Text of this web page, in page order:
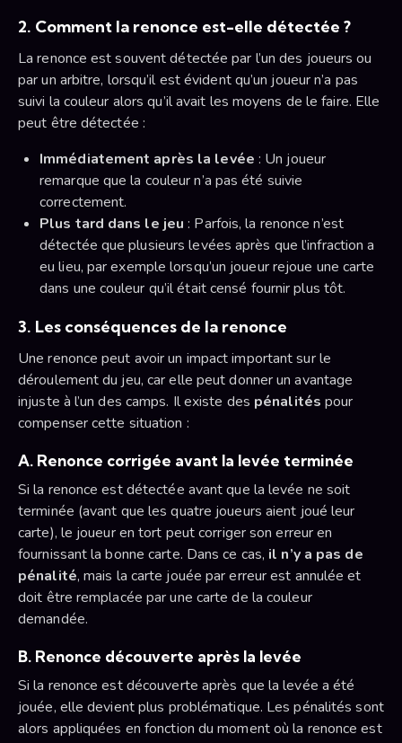
2. Comment la renonce est-elle détectée ?
La renonce est souvent détectée par l’un des joueurs ou
par un arbitre, lorsqu’il est évident qu’un joueur n’a pas
suivi la couleur alors qu’il avait les moyens de le faire. Elle
peut être détectée :
Immédiatement après la levée : Un joueur
remarque que la couleur n’a pas été suivie
correctement.
Plus tard dans le jeu : Parfois, la renonce n’est
détectée que plusieurs levées après que l’infraction a
eu lieu, par exemple lorsqu’un joueur rejoue une carte
dans une couleur qu’il était censé fournir plus tôt.
3. Les conséquences de la renonce
Une renonce peut avoir un impact important sur le
déroulement du jeu, car elle peut donner un avantage
injuste à l’un des camps. Il existe des pénalités pour
compenser cette situation :
A. Renonce corrigée avant la levée terminée
Si la renonce est détectée avant que la levée ne soit
terminée (avant que les quatre joueurs aient joué leur
carte), le joueur en tort peut corriger son erreur en
fournissant la bonne carte. Dans ce cas, il n’y a pas de
pénalité, mais la carte jouée par erreur est annulée et
doit être remplacée par une carte de la couleur
demandée.
B. Renonce découverte après la levée
Si la renonce est découverte après que la levée a été
jouée, elle devient plus problématique. Les pénalités sont
alors appliquées en fonction du moment où la renonce est